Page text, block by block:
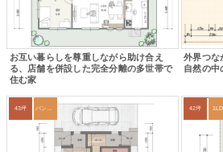
お互い暮らしを尊重しながら助け合え
る、店舗を併設した完全分離の多世帯で
住む家
外界つな
自然の中
43坪 42坪